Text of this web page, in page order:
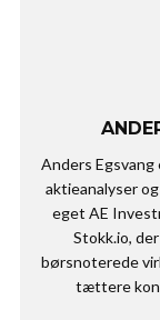
Anders
aktieanalyser
eget AE
Stokk.io,
børsnoterede
tættere